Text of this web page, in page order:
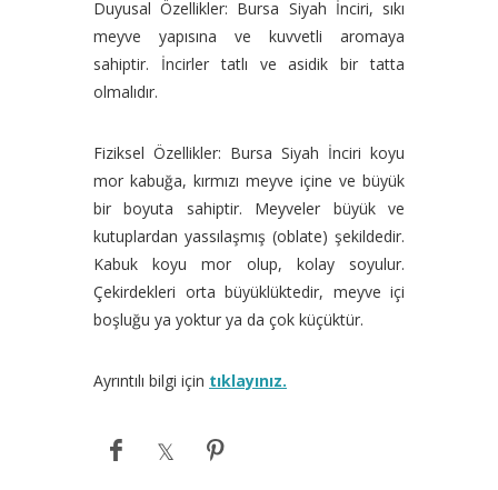
Duyusal Özellikler: Bursa Siyah İnciri, sıkı
meyve yapısına ve kuvvetli aromaya
sahiptir. İncirler tatlı ve asidik bir tatta
olmalıdır.
Fiziksel Özellikler: Bursa Siyah İnciri koyu
mor kabuğa, kırmızı meyve içine ve büyük
bir boyuta sahiptir. Meyveler büyük ve
kutuplardan yassılaşmış (oblate) şekildedir.
Kabuk koyu mor olup, kolay soyulur.
Çekirdekleri orta büyüklüktedir, meyve içi
boşluğu ya yoktur ya da çok küçüktür.
Ayrıntılı bilgi için tıklayınız.